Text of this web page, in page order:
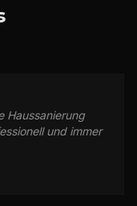
Haussanierung
und immer